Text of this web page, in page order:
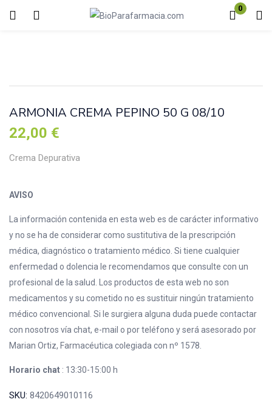
0
Inicio de sesión Registro
Acuérdate de mí
ARMONIA CREMA PEPINO 50 G 08/10
22,00 €
Crema Depurativa
AVISO
La información contenida en esta web es de carácter informativo
y no se ha de considerar como sustitutiva de la prescripción
médica, diagnóstico o tratamiento médico. Si tiene cualquier
enfermedad o dolencia le recomendamos que consulte con un
profesional de la salud. Los productos de esta web no son
medicamentos y su cometido no es sustituir ningún tratamiento
médico convencional. Si le surgiera alguna duda puede contactar
con nosotros vía chat, e-mail o por teléfono y será asesorado por
Marian Ortiz, Farmacéutica colegiada con nº 1578.
Horario chat : 13:30-15:00 h
SKU: 8420649010116